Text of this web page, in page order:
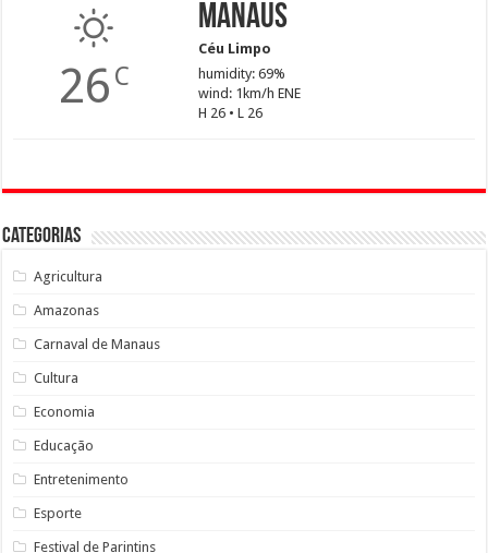
26 C
Manaus
Céu Limpo
humidity: 69%
wind: 1km/h ENE
H 26 • L 26
Categorias
Agricultura
Amazonas
Carnaval de Manaus
Cultura
Economia
Educação
Entretenimento
Esporte
Festival de Parintins